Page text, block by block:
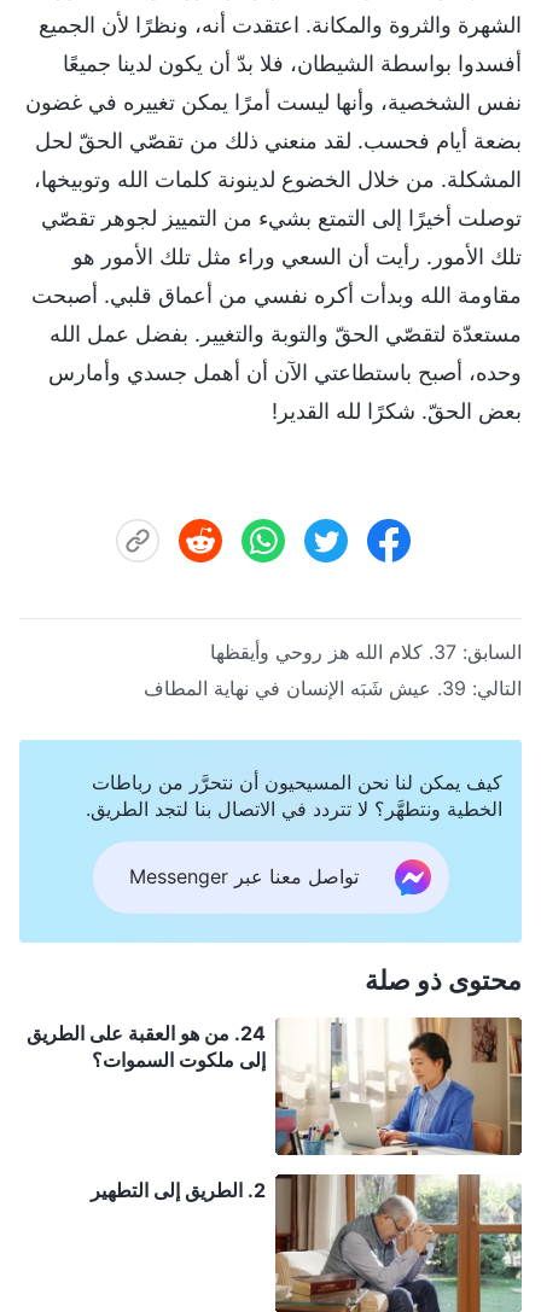
الشهرة والثروة والمكانة. اعتقدت أنه، ونظرًا لأن الجميع
أفسدوا بواسطة الشيطان، فلا بدّ أن يكون لدينا جميعًا
نفس الشخصية، وأنها ليست أمرًا يمكن تغييره في غضون
بضعة أيام فحسب. لقد منعني ذلك من تقصّي الحقّ لحل
المشكلة. من خلال الخضوع لدينونة كلمات الله وتوبيخها،
توصلت أخيرًا إلى التمتع بشيء من التمييز لجوهر تقصّي
تلك الأمور. رأيت أن السعي وراء مثل تلك الأمور هو
مقاومة الله وبدأت أكره نفسي من أعماق قلبي. أصبحت
مستعدّة لتقصّي الحقّ والتوبة والتغيير. بفضل عمل الله
وحده، أصبح باستطاعتي الآن أن أهمل جسدي وأمارس
بعض الحقّ. شكرًا لله القدير!
السابق: 37. كلام الله هز روحي وأيقظها
التالي: 39. عيش شَبَه الإنسان في نهاية المطاف
كيف يمكن لنا نحن المسيحيون أن نتحرَّر من رباطات
الخطية ونتطهَّر؟ لا تتردد في الاتصال بنا لتجد الطريق.
تواصل معنا عبر Messenger
محتوى ذو صلة
24. من هو العقبة على الطريق
إلى ملكوت السموات؟
2. الطريق إلى التطهير